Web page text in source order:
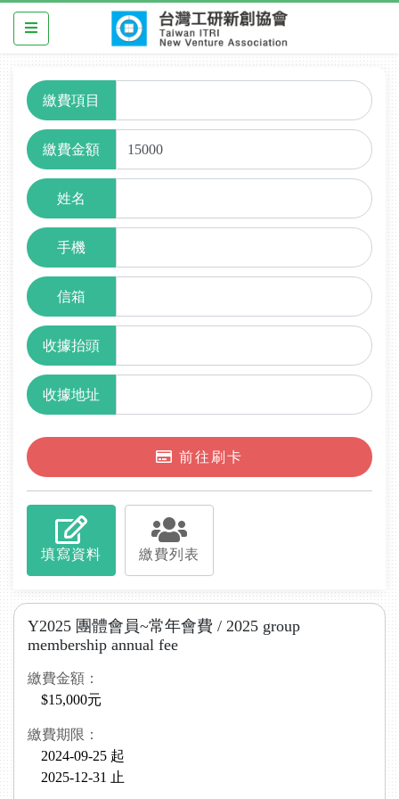
Y2025 團體會員~常年會費 / 2025 group
membership annual fee
繳費金額：
$15,000元
繳費期限：
2024-09-25 起
2025-12-31 止
填寫資料 繳費列表
繳費項目
繳費金額
姓名
手機
信箱
收據抬頭
收據地址
前往刷卡